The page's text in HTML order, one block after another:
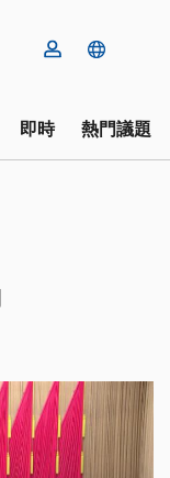
即時 熱門議題